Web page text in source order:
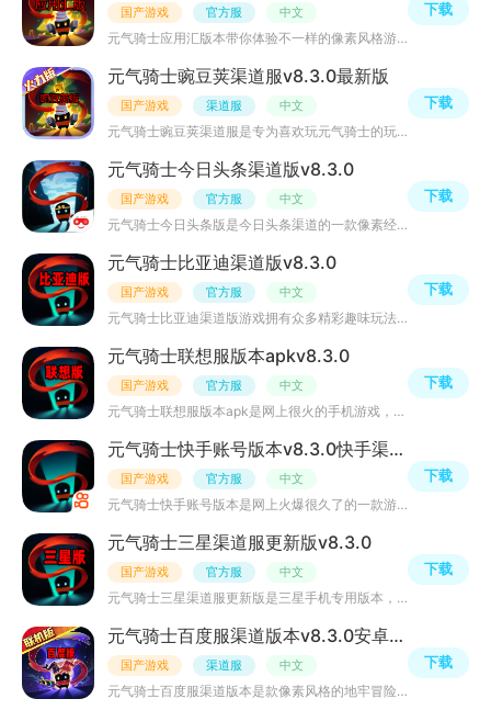
国产游戏 官方服 中文
元气骑士应用汇版本带你体验不一样的像素风格游戏玩法，以疯狂打怪兽为主题，随时加入战斗消灭敌人，获得丰
下载
元气骑士豌豆荚渠道服v8.3.0最新版
国产游戏 渠道服 中文
元气骑士豌豆荚渠道服是专为喜欢玩元气骑士的玩家们推荐，超多趣味的游戏关卡等你来挑战，关卡多多，游戏设
下载
元气骑士今日头条渠道版v8.3.0
国产游戏 官方服 中文
元气骑士今日头条版是今日头条渠道的一款像素经典游戏，提供了很多的战斗的情景，在拥有多种英雄的情况下，
下载
元气骑士比亚迪渠道版v8.3.0
国产游戏 官方服 中文
元气骑士比亚迪渠道版游戏拥有众多精彩趣味玩法，你可以在里面获取大量魔法碎片、魔法药水、红蓝技能用于游
下载
元气骑士联想服版本apkv8.3.0
国产游戏 官方服 中文
元气骑士联想服版本apk是网上很火的手机游戏，该游戏道具商店拥有材料、技能、扭蛋等等道具，玩法趣味，像素
下载
元气骑士快手账号版本v8.3.0快手渠道版
国产游戏 官方服 中文
元气骑士快手账号版本是网上火爆很久了的一款游戏，玩家可以根据需要自由冒险闯关，各种经典地道游戏元素，
下载
元气骑士三星渠道服更新版v8.3.0
国产游戏 官方服 中文
元气骑士三星渠道服更新版是三星手机专用版本，采用大家所熟知的像素风格，玩法震撼，皮肤众多，道具也很丰
下载
元气骑士百度服渠道版本v8.3.0安卓更新版
国产游戏 渠道服 中文
元气骑士百度服渠道版本是款像素风格的地牢冒险类手游，拥有各种奇葩的英雄以及技能，丰富的关卡等你来挑战
下载